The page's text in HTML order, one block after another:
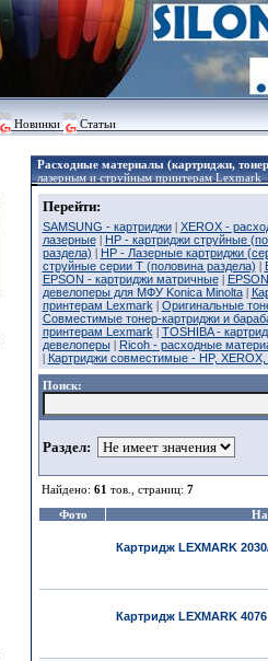
Новинки Статьи
Расходные материалы (картриджи,
лазерным и струйным принтерам Lexmark
Перейти:
SAMSUNG - картриджи| XEROX -
лазерные| HP - картриджи струйные
раздела) | HP - Лазерные картриджи
струйные серии T (половина раздела) |
EPSON - картриджи матричные|
девелоперы для МФУ Konica Minolta|
принтерам Lexmark | Оригинальные
Совместимые тонер-картриджи и
принтерам Lexmark | TOSHIBA -
девелоперы| Ricoh - расходные
| Картриджи совместимые - HP,
Поиск:
Раздел:
Найдено: 61 тов., страниц: 7
Фото
Картридж LEXMARK
Картридж LEXMARK